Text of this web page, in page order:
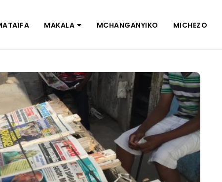
MAKALA MCHANGANYIKO MICHEZO